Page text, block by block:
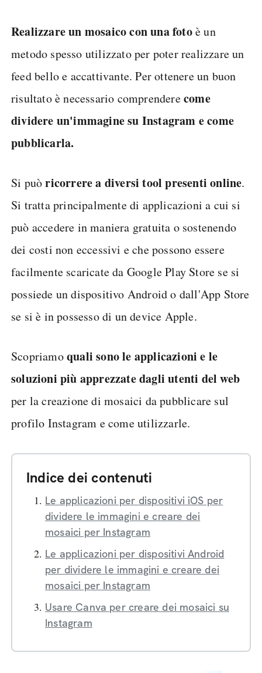
Realizzare un mosaico con una fotoè un
metodo spesso utilizzato per poter realizzare un
feed bello e accattivante. Per ottenere un buon
risultato è necessario comprenderecome
dividere un'immagine su Instagram e come
pubblicarla.
Si puòricorrere a diversi tool presenti online.
Si tratta principalmente di applicazioni a cui si
può accedere in maniera gratuita o sostenendo
dei costi non eccessivi e che possono essere
facilmente scaricate da Google Play Store se si
possiede un dispositivo Android o dall'App Store
se si è in possesso di un device Apple.
Scopriamoquali sono le applicazioni e le
soluzioni più apprezzate dagli utenti del web
per la creazione di mosaici da pubblicare sul
profilo Instagram e come utilizzarle.
Indice dei contenuti
Le applicazioni per dispositivi iOS per
dividere le immagini e creare dei
mosaici per Instagram
Le applicazioni per dispositivi Android
per dividere le immagini e creare dei
mosaici per Instagram
Usare Canva per creare dei mosaici su
Instagram